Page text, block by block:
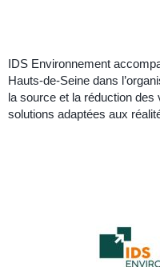
IDS Environnement
Hauts-de-Seine dans
la source et la réduction des
solutions adaptées aux